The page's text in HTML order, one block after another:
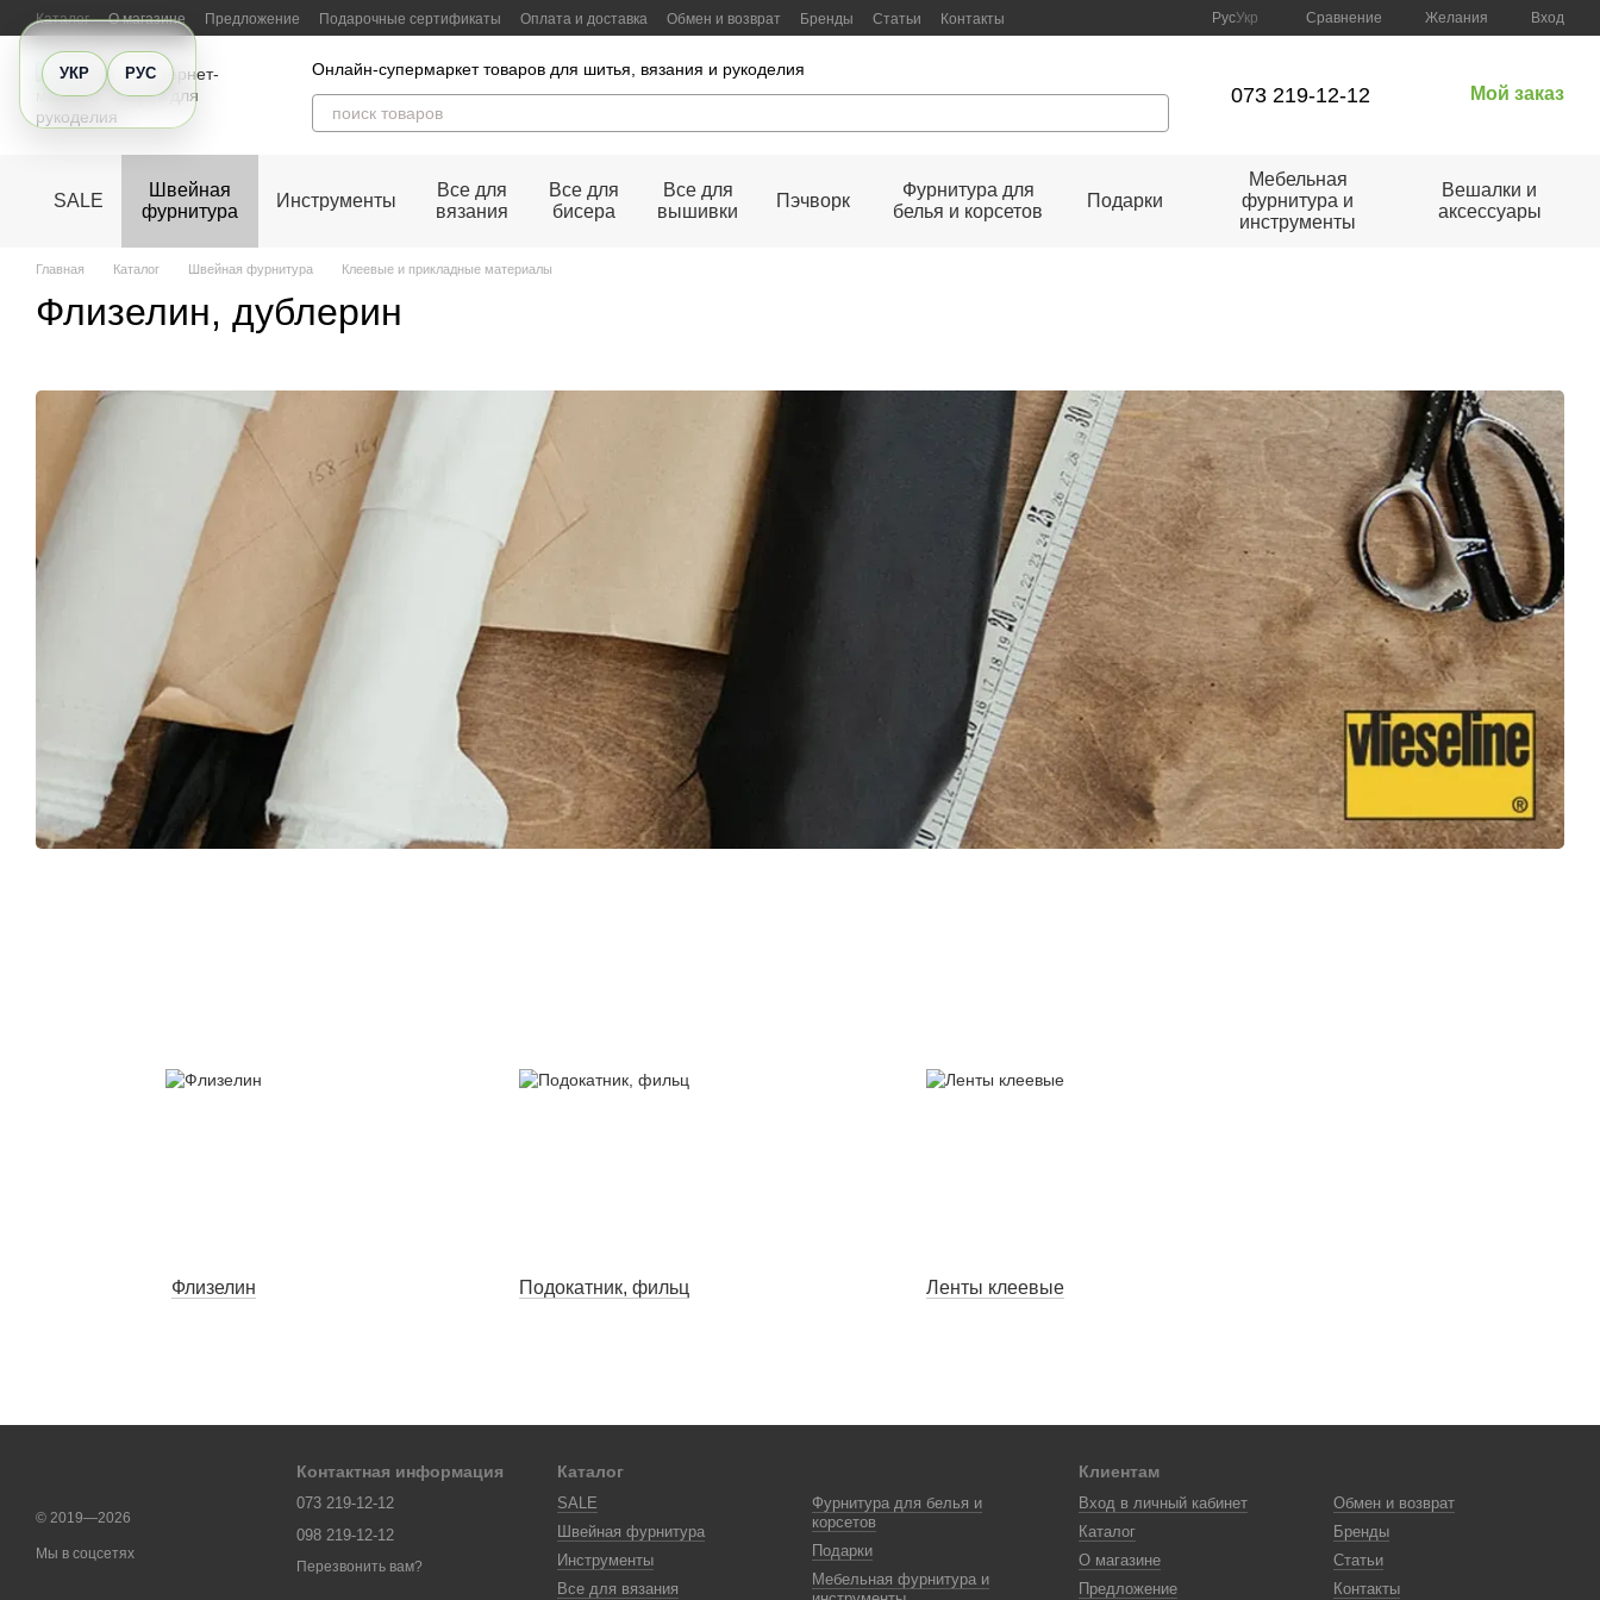
УКР РУС
Перейти к основному контенту
Каталог О магазине Предложение Подарочные сертификаты Оплата и доставка Обмен и возврат Бренды Статьи
Контакты
РусУкр Сравнение Желания Вход
Онлайн-супермаркет товаров для шитья, вязания и рукоделия
073 219-12-12 Мой заказ
SALE
Швейная
фурнитура
Инструменты
Все для
вязания
Все для
бисера
Все для
вышивки
Пэчворк
Фурнитура для
белья и корсетов
Подарки
Мебельная
фурнитура и
инструменты
Вешалки и
аксессуары
Главная Каталог Швейная фурнитура Клеевые и прикладные материалы
Флизелин, дублерин
Флизелин Подокатник, фильц Ленты клеевые
© 2019—2026
Мы в соцсетях
Контактная информация
073 219-12-12
098 219-12-12
Перезвонить вам?
Каталог
SALE
Швейная фурнитура
Инструменты
Все для вязания
Фурнитура для белья и
корсетов
Подарки
Мебельная фурнитура и
Клиентам
Вход в личный кабинет
Каталог
О магазине
Предложение
Обмен и возврат
Бренды
Статьи
Контакты